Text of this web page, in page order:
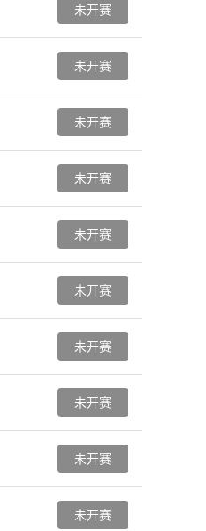
未开赛
未开赛
未开赛
未开赛
未开赛
未开赛
未开赛
未开赛
未开赛
未开赛